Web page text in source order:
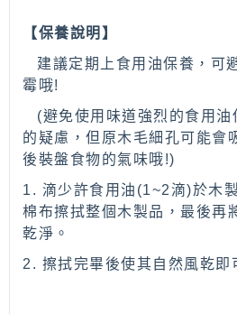
【保養說明】
建議定期上食用油保養，可
霉哦!
(避免使用味道強烈的食用油
的疑慮，但原木毛細孔可能會
後裝盤食物的氣味哦!)
1. 滴少許食用油 (1~2 滴)於木
棉布擦拭整個木製品，最後再
乾淨。
2. 擦拭完畢後使其自然風乾即